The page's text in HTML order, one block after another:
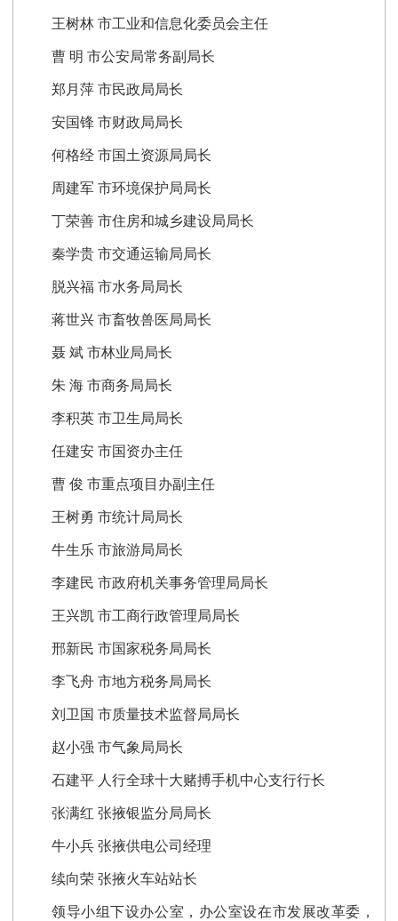
王树林 市工业和信息化委员会主任
曹 明 市公安局常务副局长
郑月萍 市民政局局长
安国锋 市财政局局长
何格经 市国土资源局局长
周建军 市环境保护局局长
丁荣善 市住房和城乡建设局局长
秦学贵 市交通运输局局长
脱兴福 市水务局局长
蒋世兴 市畜牧兽医局局长
聂 斌 市林业局局长
朱 海 市商务局局长
李积英 市卫生局局长
任建安 市国资办主任
曹 俊 市重点项目办副主任
王树勇 市统计局局长
牛生乐 市旅游局局长
李建民 市政府机关事务管理局局长
王兴凯 市工商行政管理局局长
邢新民 市国家税务局局长
李飞舟 市地方税务局局长
刘卫国 市质量技术监督局局长
赵小强 市气象局局长
石建平 人行全球十大赌搏手机中心支行行长
张满红 张掖银监分局局长
牛小兵 张掖供电公司经理
续向荣 张掖火车站站长
领导小组下设办公室，办公室设在市发展改革委，